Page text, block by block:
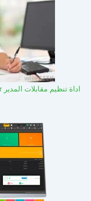
اداة تنظيم مقابلات المدير Interview Manager